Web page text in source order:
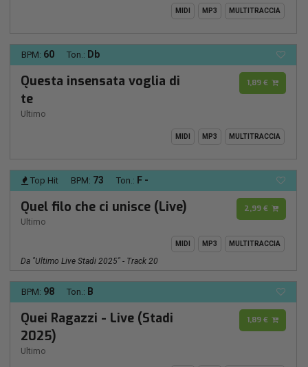
MIDI MP3 MULTITRACCIA
BPM: 60 Ton.: Db
Questa insensata voglia di
te
Ultimo
1,89 €
MIDI MP3 MULTITRACCIA
Top Hit BPM: 73 Ton.: F -
Quel filo che ci unisce (Live)
Ultimo
2,99 €
MIDI MP3 MULTITRACCIA
Da "Ultimo Live Stadi 2025" - Track 20
BPM: 98 Ton.: B
Quei Ragazzi - Live (Stadi
2025)
Ultimo
1,89 €